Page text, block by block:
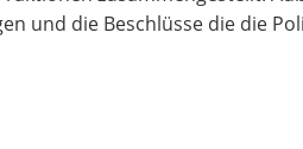
und die Beschlüsse die die